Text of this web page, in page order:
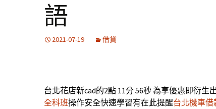
語
2021-07-19 借貸
台北花店新cad的2點 11分 56秒為享優惠即衍生
全科班操作安全快速學習有在此提醒台北機車借